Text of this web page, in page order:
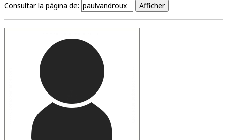
Consultar la página de: